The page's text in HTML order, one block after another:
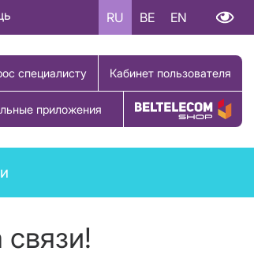
RU BE EN
специалисту Кабинет пользователя
приложения Купить товар